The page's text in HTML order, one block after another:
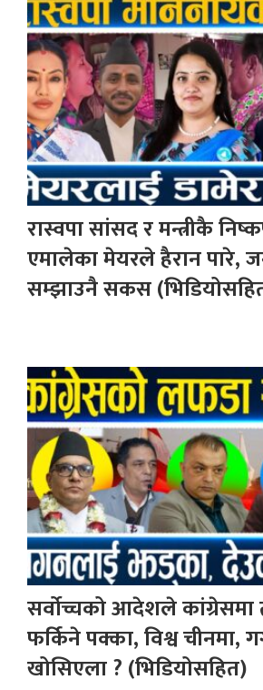
रास्वपा सांसद र मन्त्रीकै
एमालेका मेयरले हैरान पारे,
सम्झाउनै सकस
सर्वोच्चको आदेशले कांग्रेसमा
फर्किने पक्का, विश्व
खोसिएला ? (भिडियोसहित)